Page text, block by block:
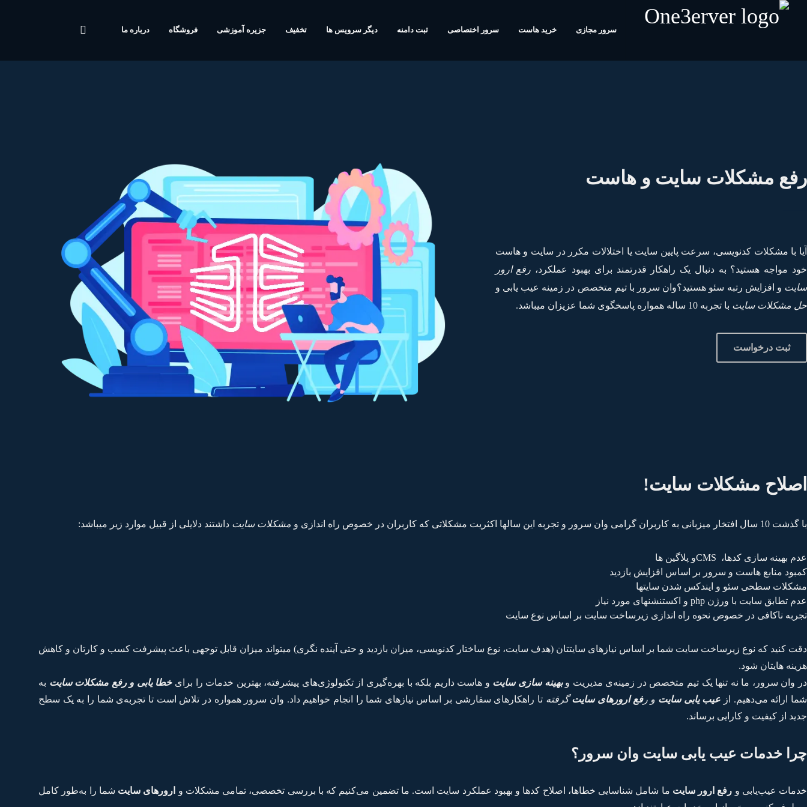
سرور مجازی خرید هاست سرور اختصاصی ثبت دامنه دیگر سرویس ها تخفیف جزیره آموزشی فروشگاه درباره ما
رفع مشکلات سایت و هاست
آیا با مشکلات کدنویسی، سرعت پایین سایت یا اختلالات مکرر در سایت و هاست
خود مواجه هستید؟ به دنبال یک راهکار قدرتمند برای بهبود عملکرد، رفع ارور
سایت و افزایش رتبه سئو هستید؟وان سرور با تیم متخصص در زمینه عیب یابی و
حل مشکلات سایت با تجربه 10 ساله همواره پاسخگوی شما عزیزان میباشد.
ثبت درخواست
اصلاح مشکلات سایت!
با گذشت 10 سال افتخار میزبانی به کاربران گرامی وان سرور و تجربه این سالها اکثریت مشکلاتی که کاربران در خصوص راه اندازی و مشکلات سایت داشتند دلایلی از قبیل موارد زیر میباشد:
عدم بهینه سازی کدها، CMSو پلاگین ها
کمبود منابع هاست و سرور بر اساس افزایش بازدید
مشکلات سطحی سئو و ایندکس شدن سایتها
عدم تطابق سایت با ورژن php و اکستنشنهای مورد نیاز
تجربه ناکافی در خصوص نحوه راه اندازی زیرساخت سایت بر اساس نوع سایت
دقت کنید که نوع زیرساخت سایت شما بر اساس نیازهای سایتتان (هدف سایت، نوع ساختار کدنویسی، میزان بازدید و حتی آینده نگری) میتواند میزان قابل توجهی باعث پیشرفت کسب و کارتان و کاهش
هزینه هایتان شود.
در وان سرور، ما نه تنها یک تیم متخصص در زمینه‌ی مدیریت وبهینه سازی سایت و هاست داریم بلکه با بهره‌گیری از تکنولوژی‌های پیشرفته، بهترین خدمات را برایخطا یابی و رفع مشکلات سایت به
شما ارائه می‌دهیم. از عیب یابی سایت و رفع ارورهای سایتگرفته تا راهکارهای سفارشی بر اساس نیازهای شما را انجام خواهیم داد. وان سرور همواره در تلاش است تا تجربه‌ی شما را به یک سطح
جدید از کیفیت و کارایی برساند.
چرا خدمات عیب یابی سایت وان سرور؟
خدمات عیب‌یابی و رفع ارور سایت ما شامل شناسایی خطاها، اصلاح کدها و بهبود عملکرد سایت است. ما تضمین می‌کنیم که با بررسی تخصصی، تمامی مشکلات و ارورهای سایت شما را به‌طور کامل